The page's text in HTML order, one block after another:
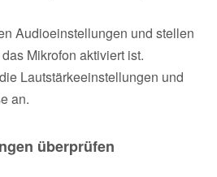
Audioeinstellungen und stellen
Mikrofon aktiviert ist.
Lautstärkeeinstellungen und
an.
überprüfen